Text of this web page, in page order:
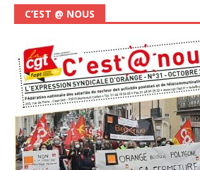
C’EST @ NOUS